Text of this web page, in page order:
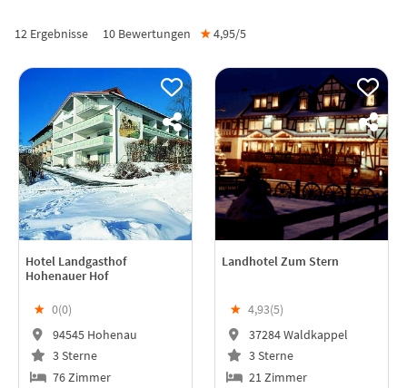
12 Ergebnisse 10 Bewertungen ★4,95/5
Hotel Landgasthof
Hohenauer Hof
★ 0(0)
94545 Hohenau
3 Sterne
76 Zimmer
Landhotel Zum Stern
★ 4,93(5)
37284 Waldkappel
3 Sterne
21 Zimmer